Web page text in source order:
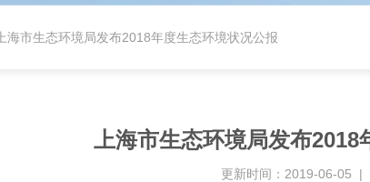
上海市生态环境局发布2018年度生态环境状况公报
上海市生态环境局发布2018
更新时间：2019-06-05 |